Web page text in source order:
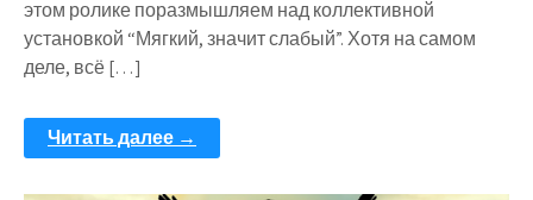
этом ролике поразмышляем над коллективной
установкой “Мягкий, значит слабый”. Хотя на самом
деле, всё […]
Читать далее →